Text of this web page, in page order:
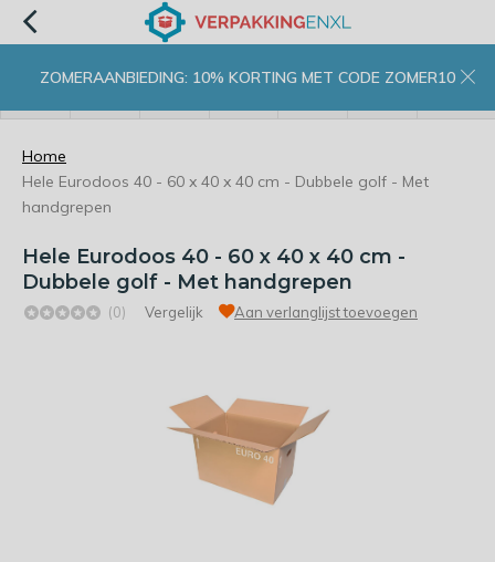
ZOMERAANBIEDING: 10% KORTING MET CODE ZOMER10
Home
Hele Eurodoos 40 - 60 x 40 x 40 cm - Dubbele golf - Met
handgrepen
Hele Eurodoos 40 - 60 x 40 x 40 cm -
Dubbele golf - Met handgrepen
(0) Vergelijk Aan verlanglijst toevoegen